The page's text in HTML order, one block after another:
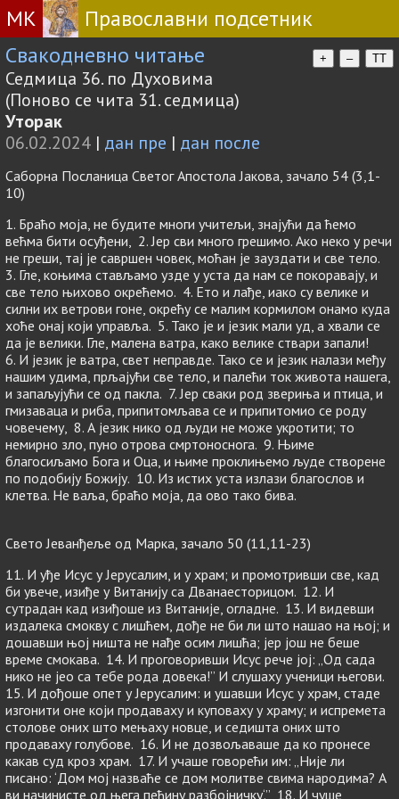
МК
Православни подсетник
Свакодневно читање
+ – TT
Седмица 36. по Духовима
(Поново се чита 31. седмица)
Уторак
06.02.2024 | дан пре | дан после
Саборна Посланица Светог Апостола Јакова, зачало 54 (3,1-
10)
1. Браћо моја, не будите многи учитељи, знајући да ћемо
већма бити осуђени, 2. Јер сви много грешимо. Ако неко у речи
не греши, тај је савршен човек, моћан је зауздати и све тело.
3. Гле, коњима стављамо узде у уста да нам се покоравају, и
све тело њихово окрећемо. 4. Ето и лађе, иако су велике и
силни их ветрови гоне, окрећу се малим кормилом онамо куда
хоће онај који управља. 5. Тако је и језик мали уд, а хвали се
да је велики. Гле, малена ватра, како велике ствари запали!
6. И језик је ватра, свет неправде. Тако се и језик налази међу
нашим удима, прљајући све тело, и палећи ток живота нашега,
и запаљујући се од пакла. 7. Јер сваки род звериња и птица, и
гмизаваца и риба, припитомљава се и припитомио се роду
човечему, 8. А језик нико од људи не може укротити; то
немирно зло, пуно отрова смртоноснога. 9. Њиме
благосиљамо Бога и Оца, и њиме проклињемо људе створене
по подобију Божију. 10. Из истих уста излази благослов и
клетва. Не ваља, браћо моја, да ово тако бива.
Свето Јеванђеље од Марка, зачало 50 (11,11-23)
11. И уђе Исус у Јерусалим, и у храм; и промотривши све, кад
би увече, изиђе у Витанију са Дванаесторицом. 12. И
сутрадан кад изиђоше из Витаније, огладне. 13. И видевши
издалека смокву с лишћем, дође не би ли што нашао на њој; и
дошавши њој ништа не нађе осим лишћа; јер још не беше
време смокава. 14. И проговоривши Исус рече јој: „Од сада
нико не јео са тебе рода довека!” И слушаху ученици његови.
15. И дођоше опет у Јерусалим: и ушавши Исус у храм, стаде
изгонити оне који продаваху и куповаху у храму; и испремета
столове оних што мењаху новце, и седишта оних што
продаваху голубове. 16. И не дозвољаваше да ко пронесе
какав суд кроз храм. 17. И учаше говорећи им: „Није ли
писано: ‘Дом мој назваће се дом молитве свима народима? А
ви начинисте од њега пећину разбојничку‘.” 18. И чуше